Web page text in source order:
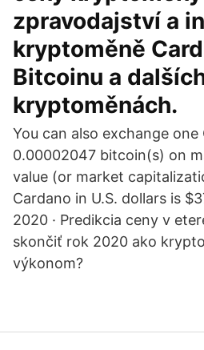
zpravodajství a
kryptoměně
Bitcoinu a
kryptoměnách.
You can also exchange
0.00002047 bitcoin(s) on
value (or market
Cardano in U.S. dollars is
2020 · Predikcia ceny v
skončiť rok 2020 ako
výkonom?